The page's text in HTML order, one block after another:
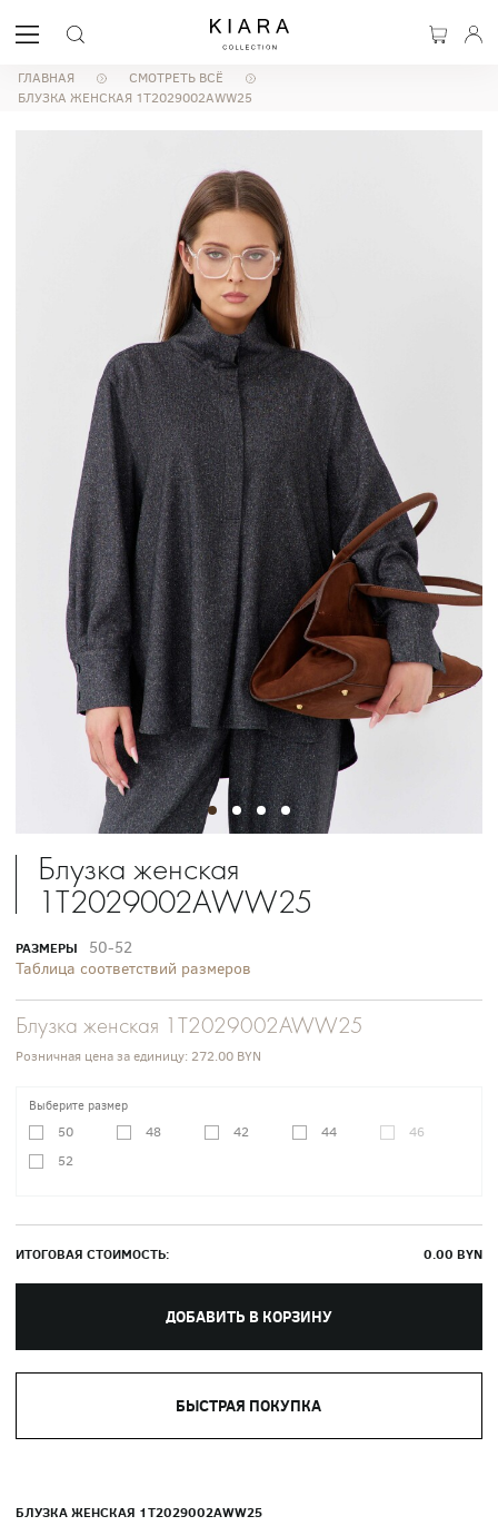
ГЛАВНАЯ
СМОТРЕТЬ ВСЁ
БЛУЗКА ЖЕНСКАЯ 1T2029002AWW25
Блузка женская
1T2029002AWW25
РАЗМЕРЫ
50-52
Таблица соответствий размеров
Блузка женская 1T2029002AWW25
Розничная цена за единицу: 272.00 BYN
Выберите размер
50 48 42 44
46
52
ИТОГОВАЯ СТОИМОСТЬ: 0.00 BYN
ДОБАВИТЬ В КОРЗИНУ
БЫСТРАЯ ПОКУПКА
БЛУЗКА ЖЕНСКАЯ 1T2029002AWW25